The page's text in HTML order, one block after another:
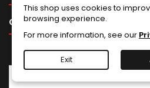
CONTACTEAZA-NE
This shop uses cookies to
browsing experience.
For more information, see our
Exit
BULETIN